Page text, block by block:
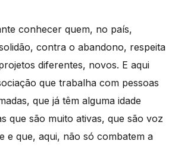
conhecer quem, no país,
contra o abandono, respeita
diferentes, novos. E aqui
que trabalha com pessoas
que já têm alguma idade
que são muito ativas, que são voz
e que, aqui, não só combatem a